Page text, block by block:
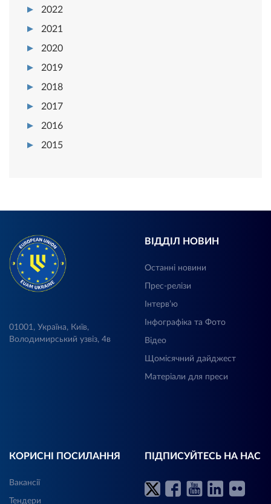
2022
2021
2020
2019
2018
2017
2016
2015
01001, Україна, Київ,
Володимирський узвіз, 4в
ВІДДІЛ НОВИН
Останні новини
Прес-релізи
Інтерв’ю
Інфографіка та Фото
Відео
Щомісячний дайджест
Матеріали для преси
КОРИСНІ ПОСИЛАННЯ
Вакансії
Тендери
ПІДПИСУЙТЕСЬ НА НАС